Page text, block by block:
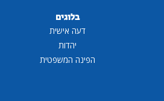
בלוגים
דעה אישית
יהדות
הפינה המשפטית